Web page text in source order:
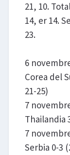
21, 10.
14, er 14.
23.
6
Corea del
21-25)
7
Thailandia
7
Serbia 0-3